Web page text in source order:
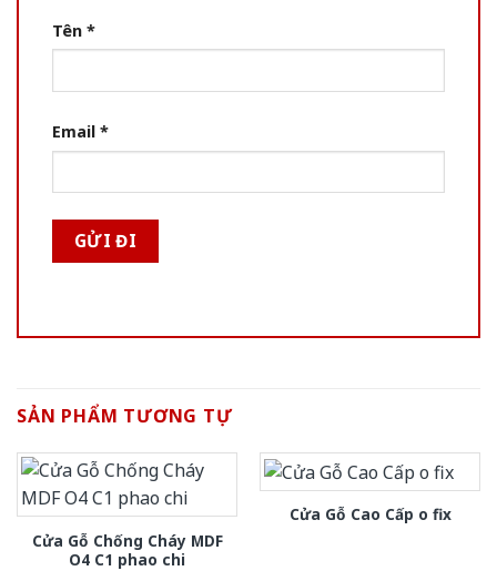
Tên *
Email *
SẢN PHẨM TƯƠNG TỰ
Cửa Gỗ Chống Cháy MDF
O4 C1 phao chi
Cửa Gỗ Cao Cấp o fix